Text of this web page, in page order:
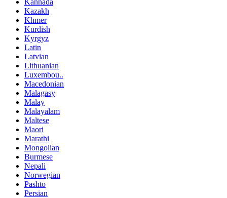
Kazakh
Khmer
Kurdish
Kyrgyz
Latin
Latvian
Lithuanian
Luxembou..
Macedonian
Malagasy
Malay
Malayalam
Maltese
Maori
Marathi
Mongolian
Burmese
Nepali
Norwegian
Pashto
Persian